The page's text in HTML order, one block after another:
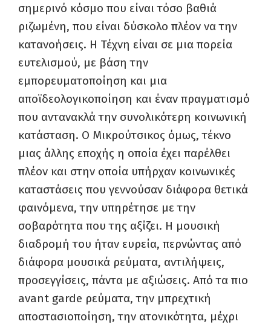
σημερινό κόσμο που είναι τόσο βαθιά
ριζωμένη, που είναι δύσκολο πλέον να την
κατανοήσεις. Η Τέχνη είναι σε μια πορεία
ευτελισμού, με βάση την
εμπορευματοποίηση και μια
αποϊδεολογικοποίηση και έναν πραγματισμό
που αντανακλά την συνολικότερη κοινωνική
κατάσταση. Ο Μικρούτσικος όμως, τέκνο
μιας άλλης εποχής η οποία έχει παρέλθει
πλέον και στην οποία υπήρχαν κοινωνικές
καταστάσεις που γεννούσαν διάφορα θετικά
φαινόμενα, την υπηρέτησε με την
σοβαρότητα που της αξίζει. Η μουσική
διαδρομή του ήταν ευρεία, περνώντας από
διάφορα μουσικά ρεύματα, αντιλήψεις,
προσεγγίσεις, πάντα με αξιώσεις. Από τα πιο
avant garde ρεύματα, την μπρεχτική
αποστασιοποίηση, την ατονικότητα, μέχρι